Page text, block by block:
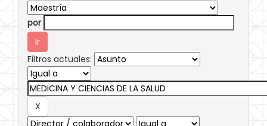
por
Filtros actuales: